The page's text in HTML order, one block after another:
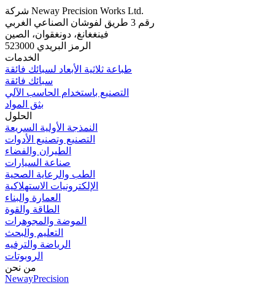
شركة Neway Precision Works Ltd.
رقم 3 طريق لفوشان الصناعي الغربي
فينغغانغ، دونغقوان، الصين
الرمز البريدي 523000
الخدمات
طباعة ثلاثية الأبعاد لسبائك فائقة
سبائك فائقة
التصنيع باستخدام الحاسب الآلي
بثق المواد
الحلول
النمذجة الأولية السريعة
التصنيع وتصنيع الأدوات
الطيران والفضاء
صناعة السيارات
الطب والرعاية الصحية
الإلكترونيات الاستهلاكية
العمارة والبناء
الطاقة والقوة
الموضة والمجوهرات
التعليم والبحث
الرياضة والترفيه
الروبوتات
من نحن
NewayPrecision